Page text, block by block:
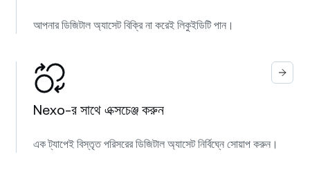
আপনার ডিজিটাল অ্যাসেট বিক্রি না করেই লিকুইডিটি পান।
Nexo-র সাথে এক্সচেঞ্জ করুন
এক ট্যাপেই বিস্তৃত পরিসরের ডিজিটাল অ্যাসেট নির্বিঘ্নে সোয়াপ করুন।